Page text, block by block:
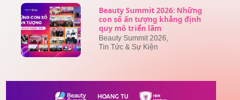
Beauty Summit 2026: Những
con số ấn tượng khẳng định
quy mô triển lãm
Beauty Summit 2026,
Tin Tức & Sự Kiện